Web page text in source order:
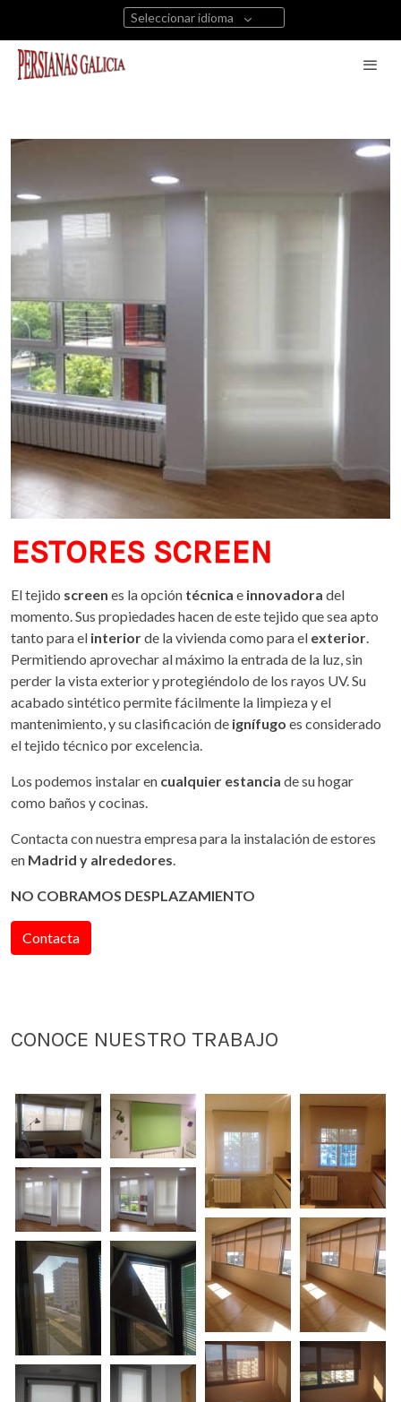
Seleccionar idioma
ESTORES SCREEN
El tejido screen es la opción técnica e innovadora del
momento. Sus propiedades hacen de este tejido que sea apto
tanto para el interiorde la vivienda como para el exterior.
Permitiendo aprovechar al máximo la entrada de la luz, sin
perder la vista exterior y protegiéndolo de los rayos UV. Su
acabado sintético permite fácilmente la limpieza y el
mantenimiento, y su clasificación de ignífugo es considerado
el tejido técnico por excelencia.
Los podemos instalar en cualquier estancia de su hogar
como baños y cocinas.
Contacta con nuestra empresa para la instalación de estores
en Madrid y alrededores.
NO COBRAMOS DESPLAZAMIENTO
Contacta
CONOCE NUESTRO TRABAJO